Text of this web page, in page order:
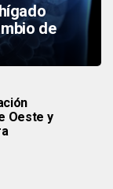
de
Oeste y